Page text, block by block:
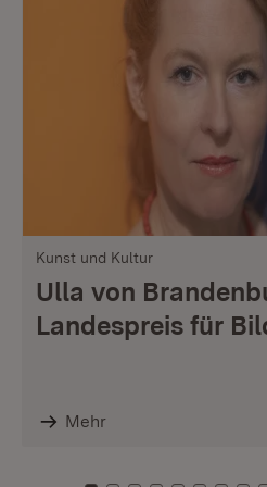
Kunst und Kultur
Ulla von
Landespreis für
Mehr